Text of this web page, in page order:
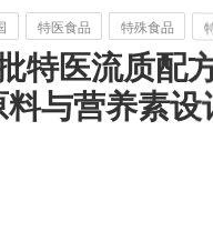
特医食品 特殊食品
特医流质配
与营养素